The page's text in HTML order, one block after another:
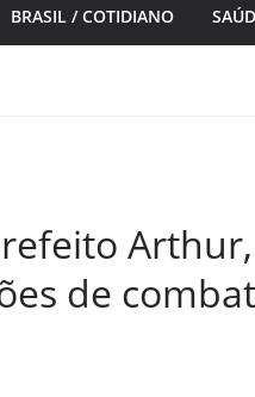
BRASIL / COTIDIANO
de